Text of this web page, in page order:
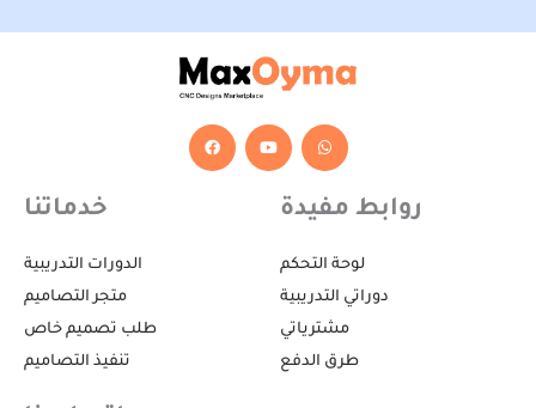
F
a
Y
o
W
h
a
خدماتنا
الدورات التدريبية
متجر التصاميم
طلب تصميم خاص
تنفيذ التصاميم
روابط مفيدة
لوحة التحكم
دوراتي التدريبية
مشترياتي
طرق الدفع